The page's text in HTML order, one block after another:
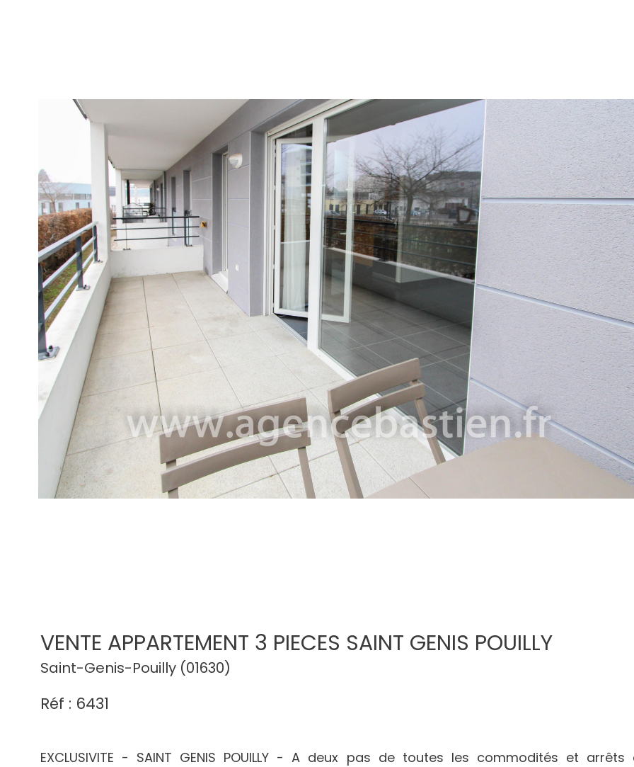
VENTE APPARTEMENT 3 PIECES SAINT GENIS POUILLY
Saint-Genis-Pouilly (01630)
Réf : 6431
EXCLUSIVITE - SAINT GENIS POUILLY - A deux pas de toutes les commodités et